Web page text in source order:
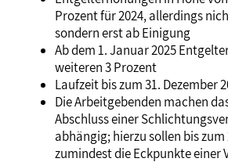
Prozent für 2024, allerdings
sondern erst ab Einigung
Ab dem 1. Januar 2025
weiteren 3 Prozent
Laufzeit bis zum 31. Dezember
Die Arbeitgebenden machen
Abschluss einer
abhängig; hierzu sollen bis zum
zumindest die Eckpunkte einer